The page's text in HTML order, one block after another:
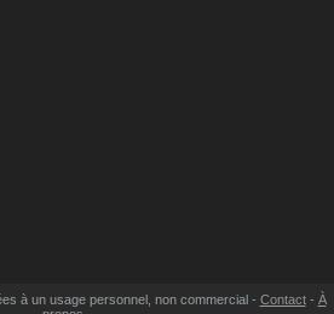
à un usage personnel, non commercial - Contact- À